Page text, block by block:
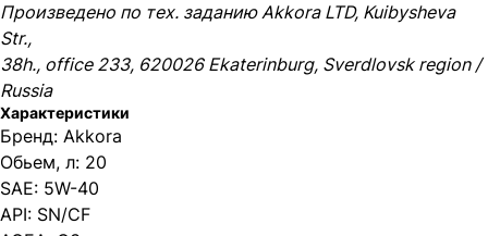
Произведено по тех. заданию Akkora LTD, Kuibysheva
Str.,
38h., office 233, 620026 Ekaterinburg, Sverdlovsk region /
Russia
Характеристики
Бренд: Akkora
Обьем, л: 20
SAE: 5W-40
API: SN/CF